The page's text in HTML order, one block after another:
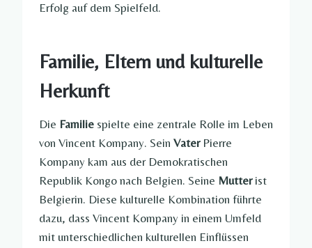
Erfolg auf dem Spielfeld.
Familie, Eltern und kulturelle
Herkunft
Die Familie spielte eine zentrale Rolle im Leben
von Vincent Kompany. Sein VaterPierre
Kompany kam aus der Demokratischen
Republik Kongo nach Belgien. Seine Mutterist
Belgierin. Diese kulturelle Kombination führte
dazu, dass Vincent Kompany in einem Umfeld
mit unterschiedlichen kulturellen Einflüssen